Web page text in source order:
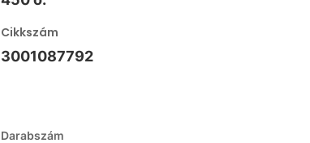
Cikkszám
3001087792
Darabszám